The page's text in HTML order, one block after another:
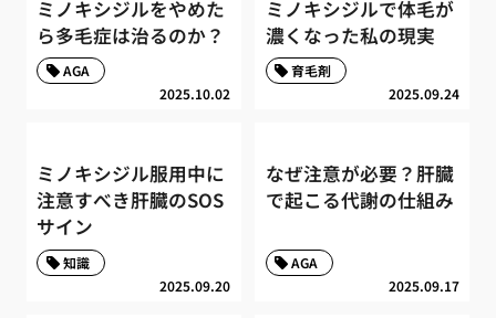
ミノキシジルをやめた
ら多毛症は治るのか？
2025.10.02
AGA
ミノキシジルで体毛が
濃くなった私の現実
2025.09.24
育毛剤
ミノキシジル服用中に
注意すべき肝臓のSOS
サイン
2025.09.20
知識
なぜ注意が必要？肝臓
で起こる代謝の仕組み
2025.09.17
AGA